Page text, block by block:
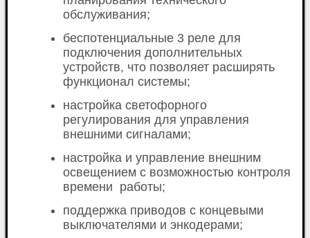
обслуживания;
беспотенциальные 3 реле для
подключения дополнительных
устройств, что позволяет расширять
функционал системы;
настройка светофорного
регулирования для управления
внешними сигналами;
настройка и управление внешним
освещением с возможностью контроля
времени работы;
поддержка приводов с концевыми
выключателями и энкодерами;